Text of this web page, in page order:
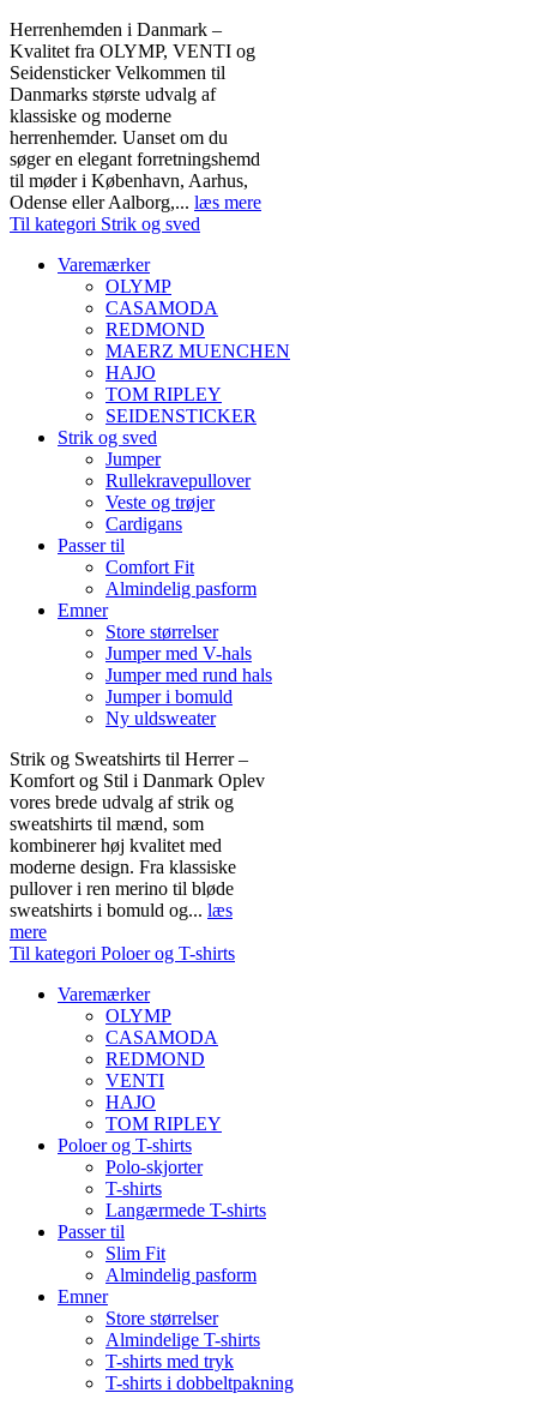
Herrenhemden i Danmark –
Kvalitet fra OLYMP, VENTI og
Seidensticker Velkommen til
Danmarks største udvalg af
klassiske og moderne
herrenhemder. Uanset om du
søger en elegant forretningshemd
til møder i København, Aarhus,
Odense eller Aalborg,... læs mere
Til kategori Strik og sved
Varemærker
OLYMP
CASAMODA
REDMOND
MAERZ MUENCHEN
HAJO
TOM RIPLEY
SEIDENSTICKER
Strik og sved
Jumper
Rullekravepullover
Veste og trøjer
Cardigans
Passer til
Comfort Fit
Almindelig pasform
Emner
Store størrelser
Jumper med V-hals
Jumper med rund hals
Jumper i bomuld
Ny uldsweater
Strik og Sweatshirts til Herrer –
Komfort og Stil i Danmark Oplev
vores brede udvalg af strik og
sweatshirts til mænd, som
kombinerer høj kvalitet med
moderne design. Fra klassiske
pullover i ren merino til bløde
sweatshirts i bomuld og... læs
mere
Til kategori Poloer og T-shirts
Varemærker
OLYMP
CASAMODA
REDMOND
VENTI
HAJO
TOM RIPLEY
Poloer og T-shirts
Polo-skjorter
T-shirts
Langærmede T-shirts
Passer til
Slim Fit
Almindelig pasform
Emner
Store størrelser
Almindelige T-shirts
T-shirts med tryk
T-shirts i dobbeltpakning